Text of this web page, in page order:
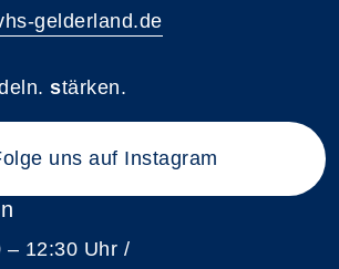
gelderland.de
stärken.
uns auf Instagram
– 12:30 Uhr /